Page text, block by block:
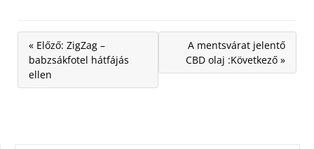
« Előző: ZigZag –
babzsákfotel hátfájás
ellen
A mentsvárat jelentő
CBD olaj :Következő »